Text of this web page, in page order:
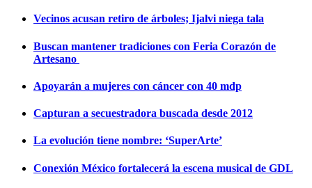
Vecinos acusan retiro de árboles; Ijalvi niega tala
Buscan mantener tradiciones con Feria Corazón de
Artesano
Apoyarán a mujeres con cáncer con 40 mdp
Capturan a secuestradora buscada desde 2012
La evolución tiene nombre: ‘SuperArte’
Conexión México fortalecerá la escena musical de GDL